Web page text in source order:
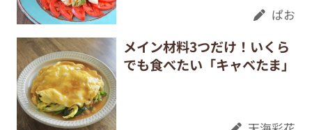
ぱお
メイン材料3つだけ！いくら
でも食べたい「キャベたま」